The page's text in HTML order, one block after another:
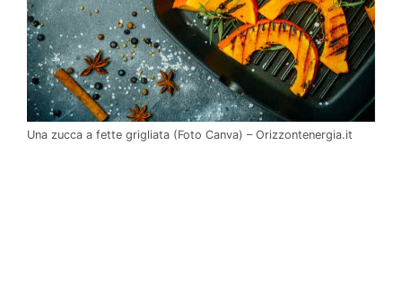
Una zucca a fette grigliata (Foto Canva) – Orizzontenergia.it